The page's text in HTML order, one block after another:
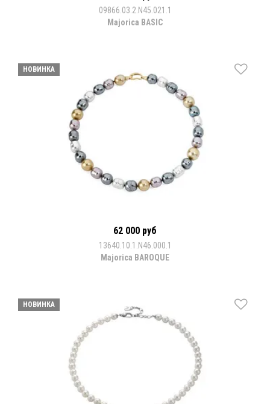
09866.03.2.N45.021.1
Majorica BASIC
НОВИНКА
62 000 руб
13640.10.1.N46.000.1
Majorica BAROQUE
НОВИНКА